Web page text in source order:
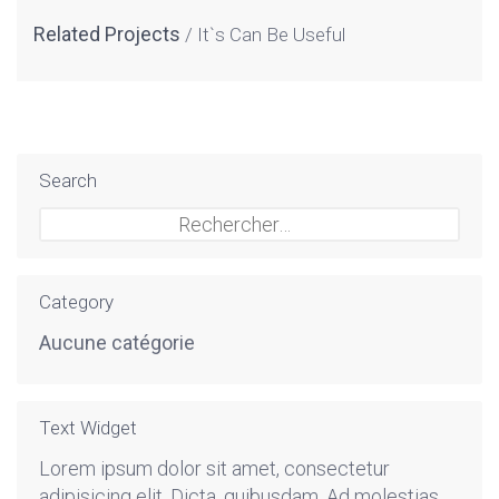
Related Projects It`s Can Be Useful
Search
Category
Aucune catégorie
Text Widget
Lorem ipsum dolor sit amet, consectetur